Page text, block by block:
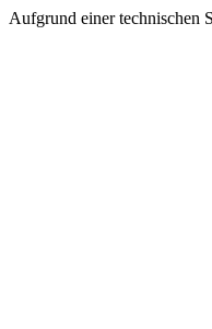
Aufgrund einer technischen